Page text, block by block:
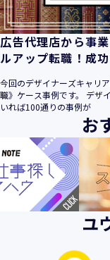
【個人情報の取得
当社は、以下の方
ます。
当社サービスにお
取得・収集させて
・電子メール、郵
させていただく方
当社に対し、電
て、ご提供いただ
いただきます。
・当社等へアク
す。これらの情報
広告代理店から事
ルアップ転職！成
今回のデザイナーズキャリ
職》ケース事例です。 デザ
いれば100通りの事例が
お
ユ